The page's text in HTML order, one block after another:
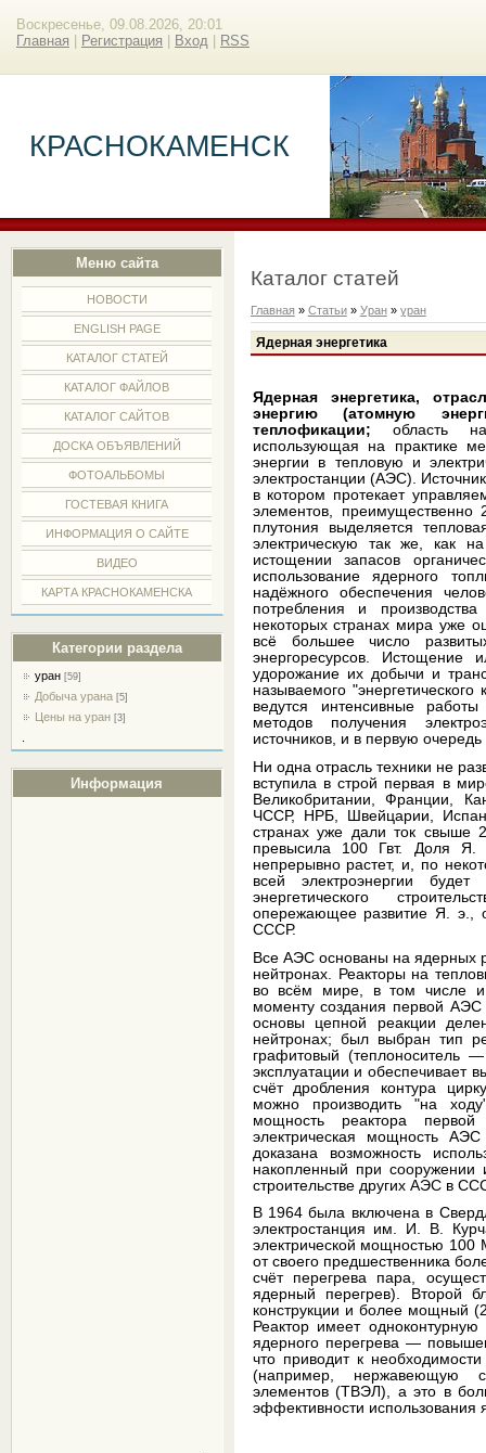
Воскресенье, 09.08.2026, 20:01
Главная
Регистрация Вход RSS
КРАСНОКАМЕНСК
Меню сайта
НОВОСТИ
ENGLISH PAGE
КАТАЛОГ СТАТЕЙ
КАТАЛОГ ФАЙЛОВ
КАТАЛОГ САЙТОВ
ДОСКА ОБЪЯВЛЕНИЙ
ФОТОАЛЬБОМЫ
ГОСТЕВАЯ КНИГА
ИНФОРМАЦИЯ О САЙТЕ
ВИДЕО
КАРТА КРАСНОКАМЕНСКА
Категории раздела
уран [59]
Добыча урана [5]
Цены на уран [3]
Информация
Каталог статей
Главная » Статьи» Уран» уран
Ядерная энергетика
Ядерная энергетика,
энергию (атомную
теплофикации; область
использующая на практике
энергии в тепловую и
электростанции (АЭС).
в котором протекает
элементов,
плутония выделяется
электрическую так же, как
истощении запасов
использование ядерного
надёжного обеспечения
потребления и
некоторых странах мира уже
всё большее число
энергоресурсов. Истощение
удорожание их добычи и
называемого
ведутся интенсивные
методов получения
источников, и в первую
Ни одна отрасль техники не
вступила в строй первая в
Великобритании, Франции,
ЧССР, НРБ, Швейцарии,
странах уже дали ток свыше
превысила 100 Гвт. Доля Я.
непрерывно растет, и, по
всей электроэнергии
энергетического
опережающее развитие Я. э.,
СССР.
Все АЭС основаны на ядерных
нейтронах. Реакторы на
во всём мире, в том числе
моменту создания первой
основы цепной реакции
нейтронах; был выбран тип
графитовый (теплоноситель
эксплуатации и обеспечивает
счёт дробления контура
можно производить "на
мощность реактора
электрическая мощность
доказана возможность
накопленный при сооружении
строительстве других АЭС в
В 1964 была включена в
электростанция им. И. В.
электрической мощностью 100
от своего предшественника
счёт перегрева пара,
ядерный перегрев). Второй
конструкции и более мощный
Реактор имеет
ядерного перегрева —
что приводит к
(например, нержавеющую
элементов (ТВЭЛ), а это в
эффективности использования